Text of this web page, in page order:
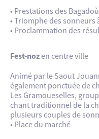
• Prestations des
• Triomphe des
• Proclammation des
Fest-nozen centre ville
Animé par le Saout
également ponctuée de
Les Gramoueselles,
chant traditionnel de la
plusieurs couples de
• Place du marché